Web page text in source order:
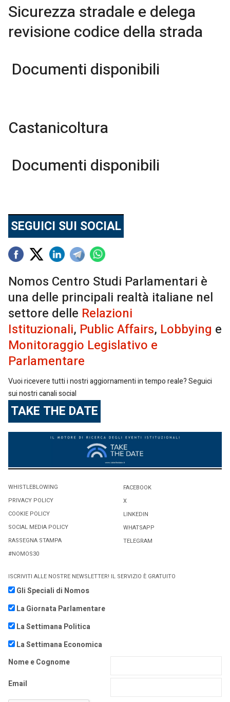
Sicurezza stradale e delega
revisione codice della strada
Documenti disponibili
Castanicoltura
Documenti disponibili
SEGUICI SUI SOCIAL
Nomos Centro Studi Parlamentari è
una delle principali realtà italiane nel
settore delle Relazioni
Istituzionali, Public Affairs, Lobbying e
Monitoraggio Legislativo e
Parlamentare
Vuoi ricevere tutti i nostri aggiornamenti in tempo reale? Seguici
sui nostri canali social
TAKE THE DATE
WHISTLEBLOWING
PRIVACY POLICY
COOKIE POLICY
SOCIAL MEDIA POLICY
RASSEGNA STAMPA
#NOMOS30
FACEBOOK
X
LINKEDIN
WHATSAPP
TELEGRAM
ISCRIVITI ALLE NOSTRE NEWSLETTER! IL SERVIZIO È GRATUITO
Gli Speciali di Nomos
La Giornata Parlamentare
La Settimana Politica
La Settimana Economica
Nome e Cognome
Email